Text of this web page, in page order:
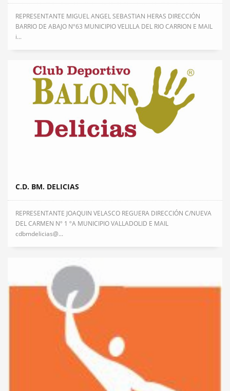
REPRESENTANTE MIGUEL ANGEL SEBASTIAN HERAS DIRECCIÓN
BARRIO DE ABAJO Nº63 MUNICIPIO VELILLA DEL RIO CARRION E MAIL
i...
C.D. BM. DELICIAS
REPRESENTANTE JOAQUIN VELASCO REGUERA DIRECCIÓN C/NUEVA
DEL CARMEN Nº 1 ºA MUNICIPIO VALLADOLID E MAIL
cdbmdelicias@...